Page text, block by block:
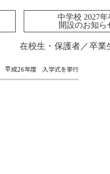
中学校 2027年
開設のお知ら
在校生・保護者／卒業
平成26年度 入学式を挙行